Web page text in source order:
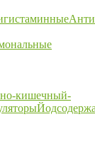
кишечный-